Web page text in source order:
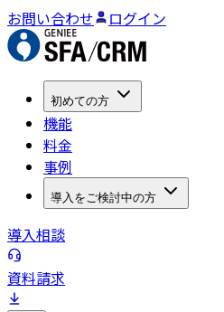
お問い合わせ ログイン
初めての方
機能
料金
事例
導入をご検討中の方
導入相談
資料請求